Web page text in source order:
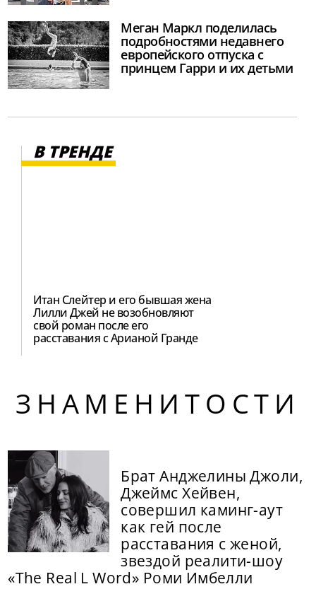
Меган Маркл поделилась
подробностями недавнего
европейского отпуска с
принцем Гарри и их детьми
В ТРЕНДЕ
Итан Слейтер и его бывшая жена
Лилли Джей не возобновляют
свой роман после его
расставания с Арианой Гранде
ЗНАМЕНИТОСТИ
Брат Анджелины Джоли,
Джеймс Хейвен,
совершил каминг-аут
как гей после
расставания с женой,
звездой реалити-шоу
«The Real L Word» Роми Имбелли